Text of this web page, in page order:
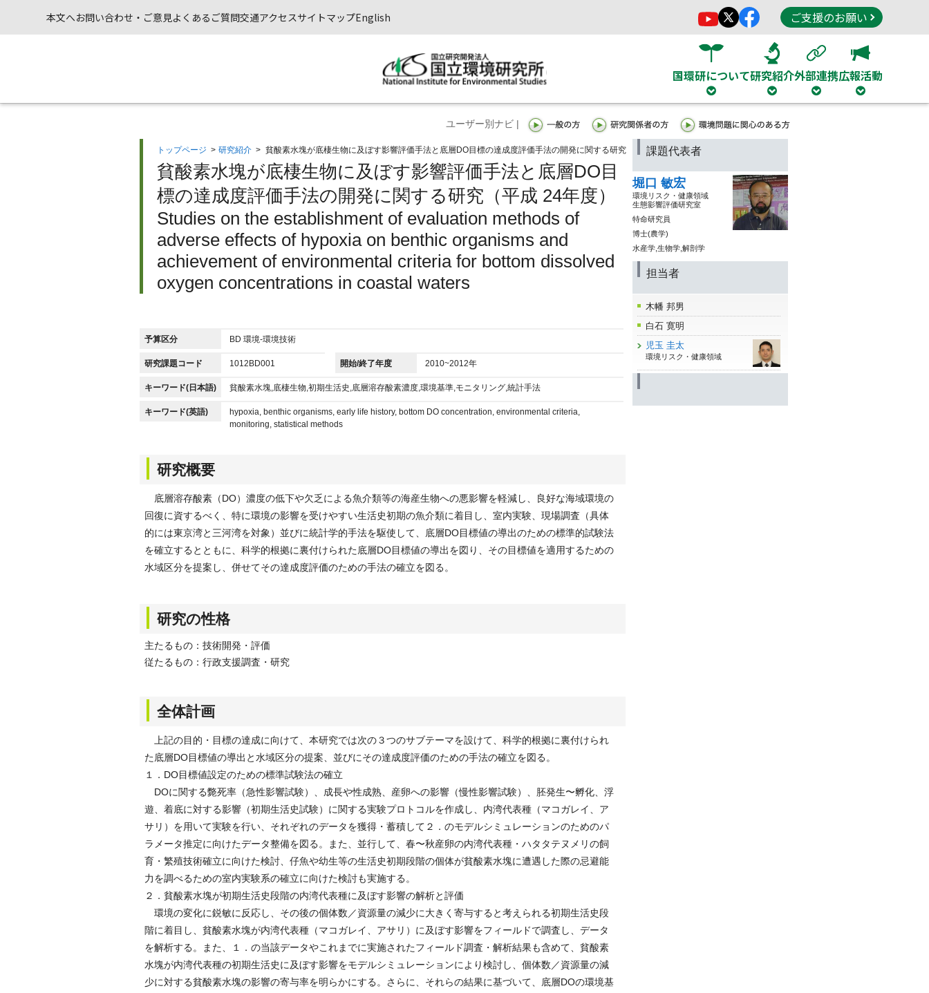
本文へお問い合わせ・ご意見よくあるご質問交通アクセスサイトマップEnglish ご支援のお願い
国環研について研究紹介外部連携広報活動
ユーザー別ナビ |
トップページ > 研究紹介 > 貧酸素水塊が底棲生物に及ぼす影響評価手法と底層DO目標の達成度評価手法の開発に関する研究
貧酸素水塊が底棲生物に及ぼす影響評価手法と底層DO目
標の達成度評価手法の開発に関する研究（平成 24年度）
Studies on the establishment of evaluation methods of
adverse effects of hypoxia on benthic organisms and
achievement of environmental criteria for bottom dissolved
oxygen concentrations in coastal waters
予算区分 BD 環境-環境技術
研究課題コード 1012BD001 開始/終了年度 2010~2012年
キーワード(日本語) 貧酸素水塊,底棲生物,初期生活史,底層溶存酸素濃度,環境基準,モニタリング,統計手法
キーワード(英語)
hypoxia, benthic organisms, early life history, bottom DO concentration, environmental criteria,
monitoring, statistical methods
研究概要
底層溶存酸素（DO）濃度の低下や欠乏による魚介類等の海産生物への悪影響を軽減し、良好な海域環境の
回復に資するべく、特に環境の影響を受けやすい生活史初期の魚介類に着目し、室内実験、現場調査（具体
的には東京湾と三河湾を対象）並びに統計学的手法を駆使して、底層DO目標値の導出のための標準的試験法
を確立するとともに、科学的根拠に裏付けられた底層DO目標値の導出を図り、その目標値を適用するための
水域区分を提案し、併せてその達成度評価のための手法の確立を図る。
研究の性格
主たるもの：技術開発・評価
従たるもの：行政支援調査・研究
全体計画
上記の目的・目標の達成に向けて、本研究では次の３つのサブテーマを設けて、科学的根拠に裏付けられ
た底層DO目標値の導出と水域区分の提案、並びにその達成度評価のための手法の確立を図る。
１．DO目標値設定のための標準試験法の確立
DOに関する斃死率（急性影響試験）、成長や性成熟、産卵への影響（慢性影響試験）、胚発生〜孵化、浮
遊、着底に対する影響（初期生活史試験）に関する実験プロトコルを作成し、内湾代表種（マコガレイ、ア
サリ）を用いて実験を行い、それぞれのデータを獲得・蓄積して２．のモデルシミュレーションのためのパ
ラメータ推定に向けたデータ整備を図る。また、並行して、春〜秋産卵の内湾代表種・ハタタテヌメリの飼
育・繁殖技術確立に向けた検討、仔魚や幼生等の生活史初期段階の個体が貧酸素水塊に遭遇した際の忌避能
力を調べるための室内実験系の確立に向けた検討も実施する。
２．貧酸素水塊が初期生活史段階の内湾代表種に及ぼす影響の解析と評価
環境の変化に鋭敏に反応し、その後の個体数／資源量の減少に大きく寄与すると考えられる初期生活史段
階に着目し、貧酸素水塊が内湾代表種（マコガレイ、アサリ）に及ぼす影響をフィールドで調査し、データ
を解析する。また、１．の当該データやこれまでに実施されたフィールド調査・解析結果も含めて、貧酸素
水塊が内湾代表種の初期生活史に及ぼす影響をモデルシミュレーションにより検討し、個体数／資源量の減
少に対する貧酸素水塊の影響の寄与率を明らかにする。さらに、それらの結果に基づいて、底層DOの環境基
課題代表者
堀口 敏宏
環境リスク・健康領域
生態影響評価研究室
特命研究員
博士(農学)
水産学,生物学,解剖学
担当者
木幡 邦男
白石 寛明
児玉 圭太
環境リスク・健康領域